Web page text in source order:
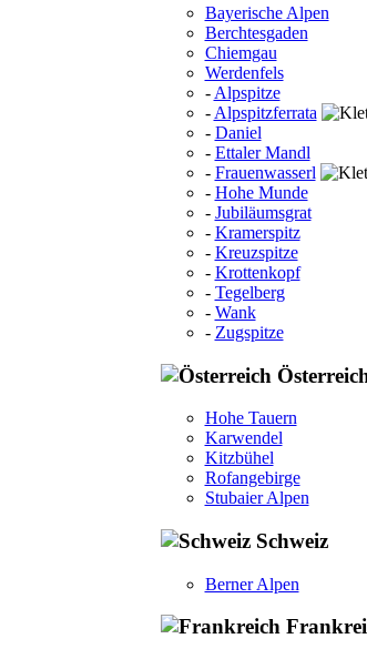
Bayerische Alpen
Berchtesgaden
Chiemgau
Werdenfels
- Alpspitze
- Alpspitzferrata
- Daniel
- Ettaler Mandl
- Frauenwasserl
- Hohe Munde
- Jubiläumsgrat
- Kramerspitz
- Kreuzspitze
- Krottenkopf
- Tegelberg
- Wank
- Zugspitze
Hohe Tauern
Karwendel
Kitzbühel
Rofangebirge
Stubaier Alpen
Schweiz
Berner Alpen